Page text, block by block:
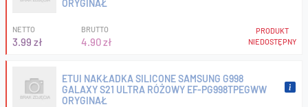
ORYGINAŁ
NETTO
3.99 zł
BRUTTO
4.90 zł
PRODUKT
NIEDOSTĘPNY
ETUI NAKŁADKA SILICONE SAMSUNG G998
GALAXY S21 ULTRA RÓŻOWY EF-PG998TPEGWW
ORYGINAŁ